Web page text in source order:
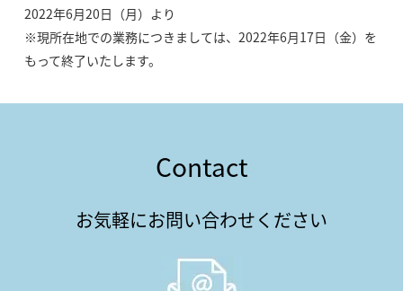
2022年6月20日（月）より
※現所在地での業務につきましては、2022年6月17日（金）を
もって終了いたします。
Contact
お気軽にお問い合わせください